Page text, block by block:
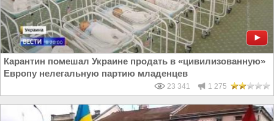
Карантин помешал Украине продать в «цивилизованную»
Европу нелегальную партию младенцев
23 341 1 275